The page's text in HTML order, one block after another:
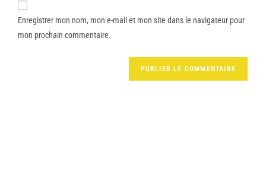
Enregistrer mon nom, mon e-mail et mon site dans le navigateur pour
mon prochain commentaire.